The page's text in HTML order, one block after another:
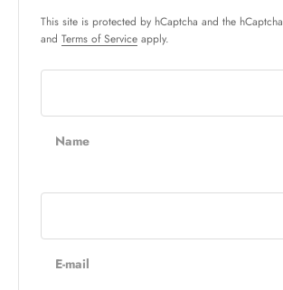
This site is protected by hCaptcha and the hCaptcha
and Terms of Service apply.
Name
E-mail